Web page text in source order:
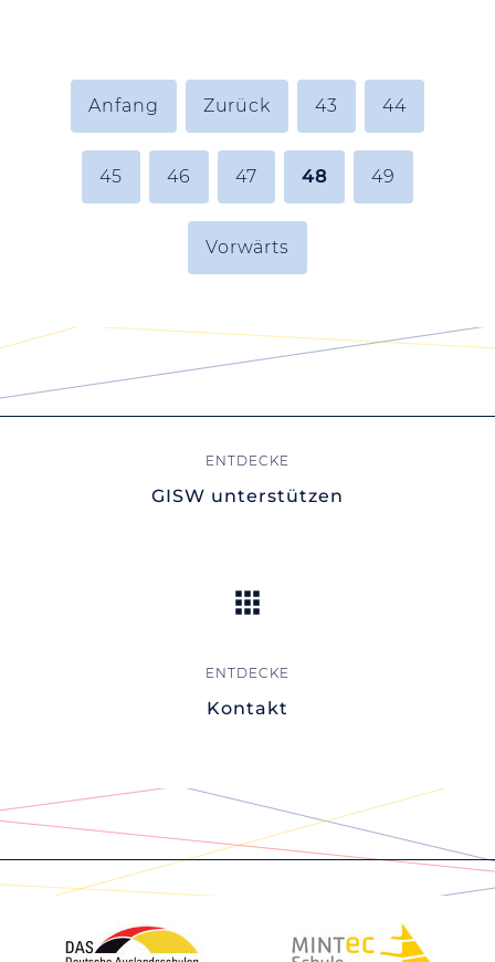
Anfang Zurück 43 44
45 46 47 48 49
Vorwärts
GISW unterstützen
Kontakt